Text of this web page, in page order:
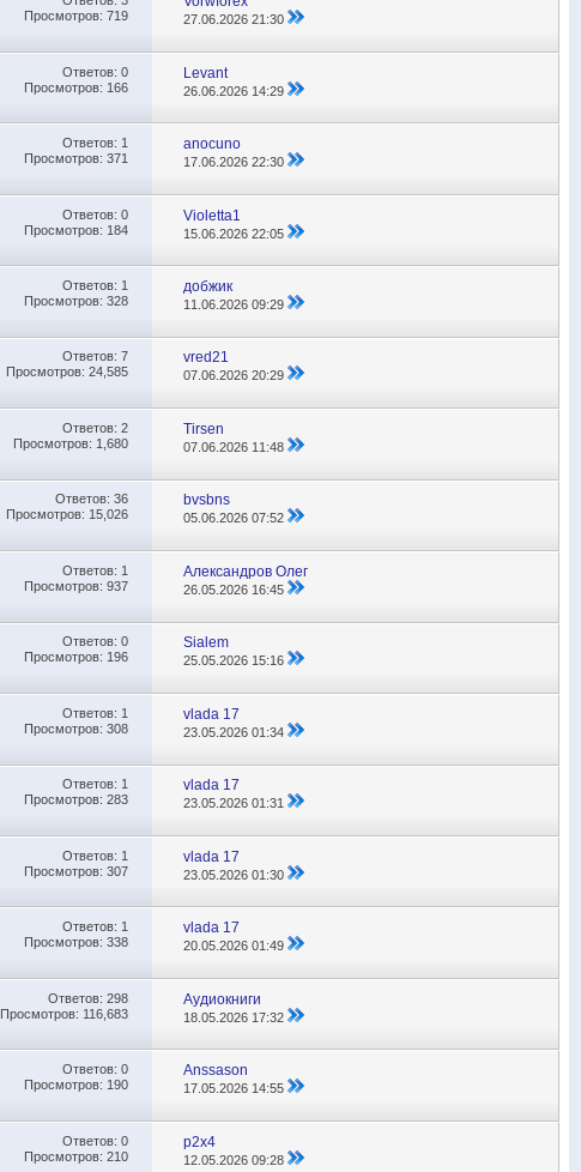
Просмотров: 719
27.06.202621:30
Ответов: 0
Просмотров: 166
Levant
26.06.2026 14:29
Ответов: 1
Просмотров: 371
anocuno
17.06.202622:30
Ответов: 0
Просмотров: 184
Violetta1
15.06.202622:05
Ответов: 1
Просмотров: 328
добжик
11.06.202609:29
Ответов: 7
Просмотров: 24,585
vred21
07.06.202620:29
Ответов: 2
Просмотров: 1,680
Tirsen
07.06.2026 11:48
Ответов: 36
Просмотров: 15,026
bvsbns
05.06.202607:52
Ответов: 1
Просмотров: 937
Александров Олег
26.05.2026 16:45
Ответов: 0
Просмотров: 196
Sialem
25.05.2026 15:16
Ответов: 1
Просмотров: 308
vlada 17
23.05.202601:34
Ответов: 1
Просмотров: 283
vlada 17
23.05.202601:31
Ответов: 1
Просмотров: 307
vlada 17
23.05.202601:30
Ответов: 1
Просмотров: 338
vlada 17
20.05.202601:49
Ответов: 298
Просмотров: 116,683
Аудиокниги
18.05.2026 17:32
Ответов: 0
Просмотров: 190
Anssason
17.05.2026 14:55
Ответов: 0
Просмотров: 210
p2x4
12.05.202609:28